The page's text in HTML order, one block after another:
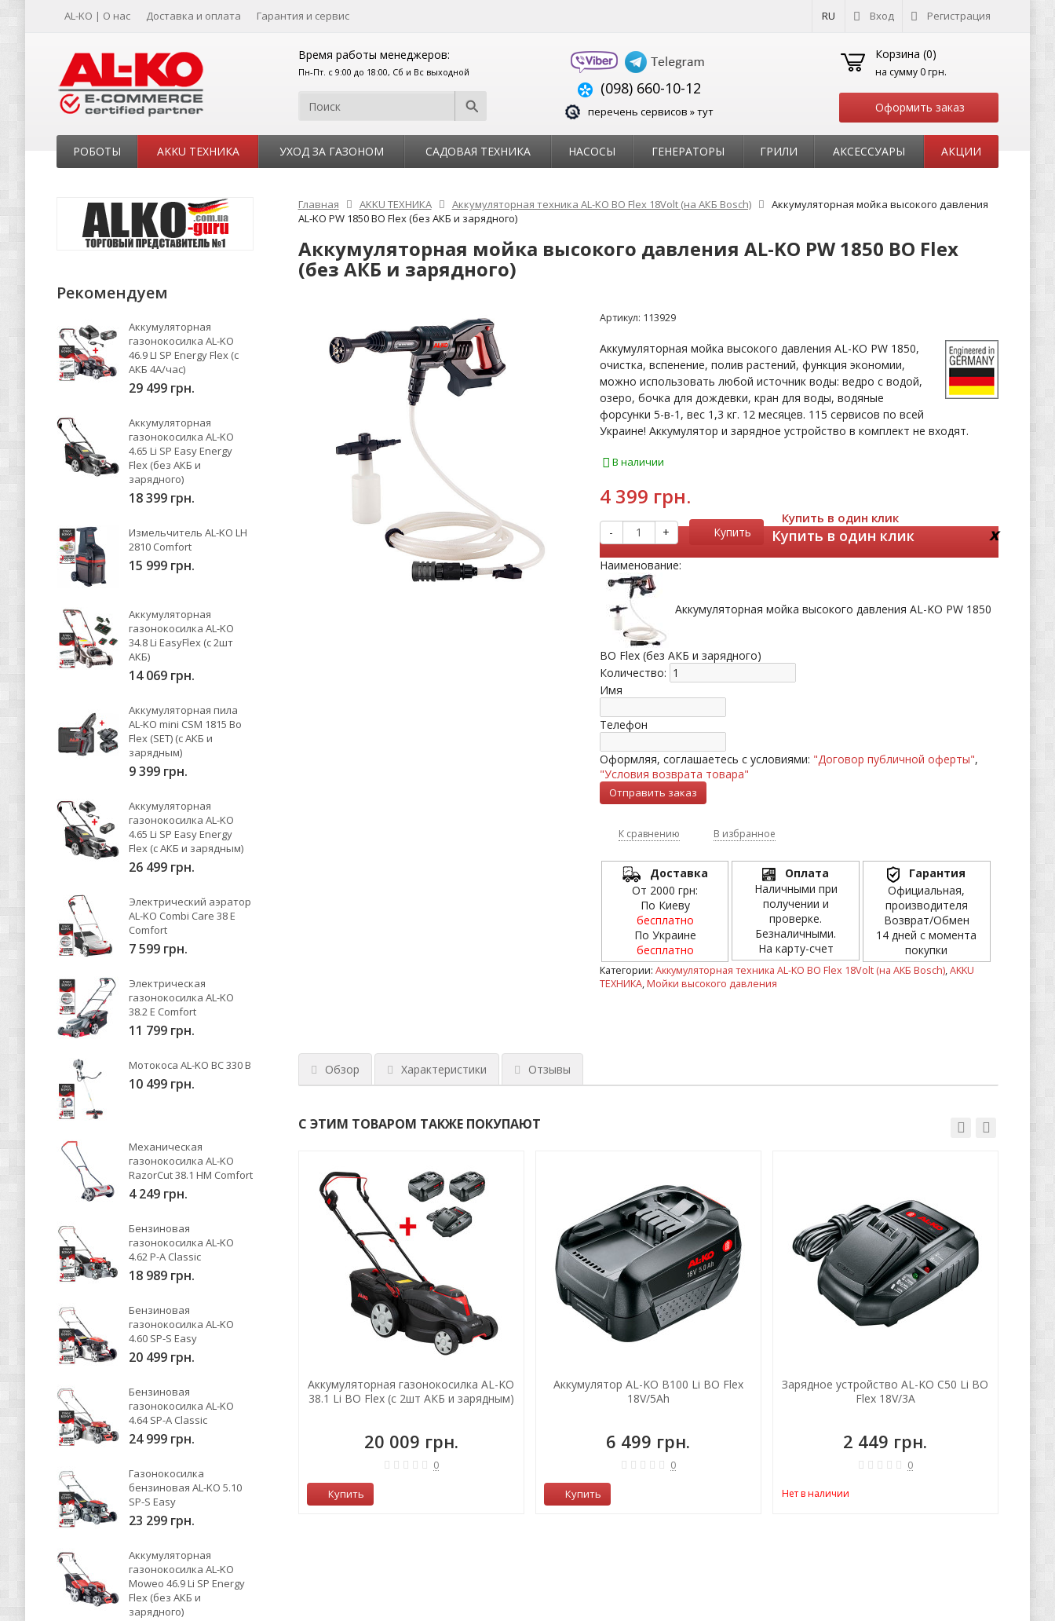
AL-KO | О нас Доставка и оплата Гарантия и сервис RU Вход Регистрация
Время работы менеджеров:
Пн-Пт. с 9:00 до 18:00, Сб и Вс выходной
(098) 660-10-12
перечень сервисов » тут
Корзина (0)
на сумму 0 грн.
Оформить заказ
РОБОТЫ AKKU ТЕХНИКА УХОД ЗА ГАЗОНОМ САДОВАЯ ТЕХНИКА НАСОСЫ ГЕНЕРАТОРЫ ГРИЛИ АКСЕССУАРЫ АКЦИИ
Главная AKKU ТЕХНИКА Аккумуляторная техника AL-KO BO Flex 18Volt (на АКБ Bosch)
Аккумуляторная мойка высокого давления
AL-KO PW 1850 BO Flex (без АКБ и зарядного)
Аккумуляторная мойка высокого давления AL-KO PW 1850 BO Flex
(без АКБ и зарядного)
Артикул: 113929
Аккумуляторная мойка высокого давления AL-KO PW 1850,
очистка, вспенение, полив растений, функция экономии,
можно использовать любой источник воды: ведро с водой,
озеро, бочка для дождевки, кран для воды, водяные
форсунки 5-в-1, вес 1,3 кг. 12 месяцев. 115 сервисов по всей
Украине! Аккумулятор и зарядное устройство в комплект не входят.
В наличии
4 399 грн.
- + Купить
Купить в один клик
Купить в один клик x
Наименование:
Аккумуляторная мойка высокого давления AL-KO PW 1850
BO Flex (без АКБ и зарядного)
Количество:
Имя
Телефон
Оформляя, соглашаетесь с условиями: "Договор публичной оферты",
"Условия возврата товара"
К сравнению В избранное
Доставка
От 2000 грн:
По Киеву
бесплатно
По Украине
бесплатно
Оплата
Наличными при
получении и
проверке.
Безналичными.
На карту-счет
Гарантия
Официальная,
производителя
Возврат/Обмен
14 дней с момента
покупки
Категории: Аккумуляторная техника AL-KO BO Flex 18Volt (на АКБ Bosch),AKKU
ТЕХНИКА,Мойки высокого давления
Обзор Характеристики Отзывы
С ЭТИМ ТОВАРОМ ТАКЖЕ ПОКУПАЮТ
18V/2,5Ah
3 459 грн.
Нет в наличии
Аккумуляторная газонокосилка AL-KO
38.1 Li BO Flex (с 2шт АКБ и зарядным)
20 009 грн.
0
Купить
Аккумулятор AL-KO B100 Li BO Flex
18V/5Ah
6 499 грн.
0
Купить
Зарядное устройство AL-KO C50 Li BO
Flex 18V/3A
2 449 грн.
0
Нет в наличии
Рекомендуем
Аккумуляторная
газонокосилка AL-KO
46.9 LI SP Energy Flex (с
АКБ 4А/час)
29 499 грн.
Аккумуляторная
газонокосилка AL-KO
4.65 Li SP Easy Energy
Flex (без АКБ и
зарядного)
18 399 грн.
Измельчитель AL-KO LH
2810 Comfort
15 999 грн.
Аккумуляторная
газонокосилка AL-KO
34.8 Li EasyFlex (с 2шт
АКБ)
14 069 грн.
Аккумуляторная пила
AL-KO mini CSM 1815 Bo
Flex (SET) (с АКБ и
зарядным)
9 399 грн.
Аккумуляторная
газонокосилка AL-KO
4.65 Li SP Easy Energy
Flex (с АКБ и зарядным)
26 499 грн.
Электрический аэратор
AL-KO Combi Care 38 E
Comfort
7 599 грн.
Электрическая
газонокосилка AL-KO
38.2 E Comfort
11 799 грн.
Мотокоса AL-KO BC 330 B
10 499 грн.
Механическая
газонокосилка AL-KO
RazorCut 38.1 HM Comfort
4 249 грн.
Бензиновая
газонокосилка AL-KO
4.62 P-A Classic
18 989 грн.
Бензиновая
газонокосилка AL-KO
4.60 SP-S Easy
20 499 грн.
Бензиновая
газонокосилка AL-KO
4.64 SP-A Classic
24 999 грн.
Газонокосилка
бензиновая AL-KO 5.10
SP-S Easy
23 299 грн.
Аккумуляторная
газонокосилка AL-KO
Moweo 46.9 Li SP Energy
Flex (без АКБ и
зарядного)